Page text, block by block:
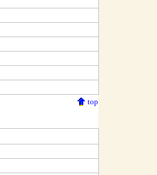
top